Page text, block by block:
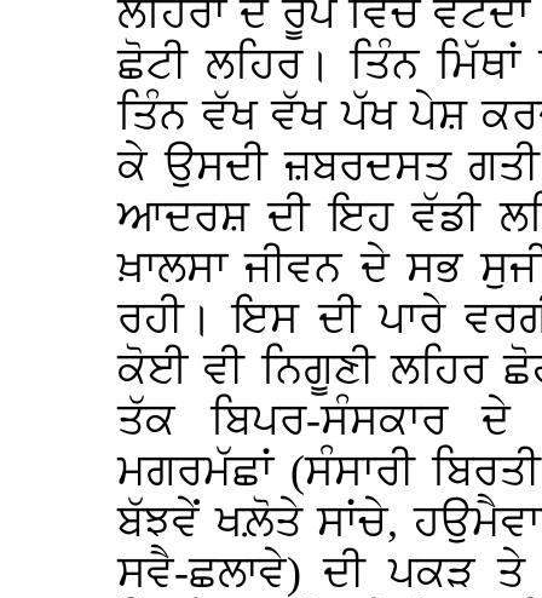
ਲਹਿਰਾਂ ਦੇ ਰੂਪ ਵਿੱਚ
ਛੋਟੀ ਲਹਿਰ। ਤਿੰਨ
ਤਿੰਨ ਵੱਖ ਵੱਖ ਪੱਖ ਪੇਸ਼
ਕੇ ਉਸਦੀ ਜ਼ਬਰਦਸਤ
ਆਦਰਸ਼ ਦੀ ਇਹ ਵੱਡੀ
ਖ਼ਾਲਸਾ ਜੀਵਨ ਦੇ ਸਭ
ਰਹੀ। ਇਸ ਦੀ ਪਾਰੇ
ਕੋਈ ਵੀ ਨਿਗੂਣੀ ਲਹਿਰ
ਤੱਕ ਬਿਪਰ-ਸੰਸਕਾਰ
ਮਗਰਮੱਛਾਂ (ਸੰਸਾਰੀ
ਬੱਝਵੇਂ ਖਲ਼ੋਤੇ ਸਾਂਚੇ,
ਸਵੈ-ਛਲਾਵੇ) ਦੀ ਪਕੜ